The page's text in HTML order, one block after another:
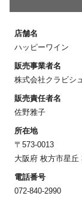
店舗名
ハッピーワイン
販売事業者名
株式会社クラビシ
販売責任者名
佐野雅子
所在地
〒573-0013
大阪府 枚方市星丘
電話番号
072-840-2990